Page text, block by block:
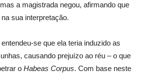
a magistrada negou, afirmando que
sua interpretação.
se que ela teria induzido as
causando prejuízo ao réu – o que
o Habeas Corpus. Com base neste